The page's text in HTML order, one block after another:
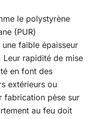
le polystyrène
(PUR)
faible épaisseur
rapidité de mise
en font des
extérieurs ou
fabrication pèse sur
au feu doit